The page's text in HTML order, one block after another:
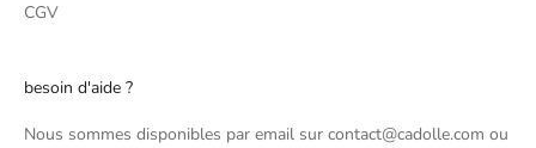
CGV
besoin d'aide ?
Nous sommes disponibles par email sur contact@cadolle.com ou